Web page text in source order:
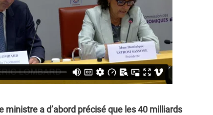
ministre a d’abord précisé que les 40 milliards